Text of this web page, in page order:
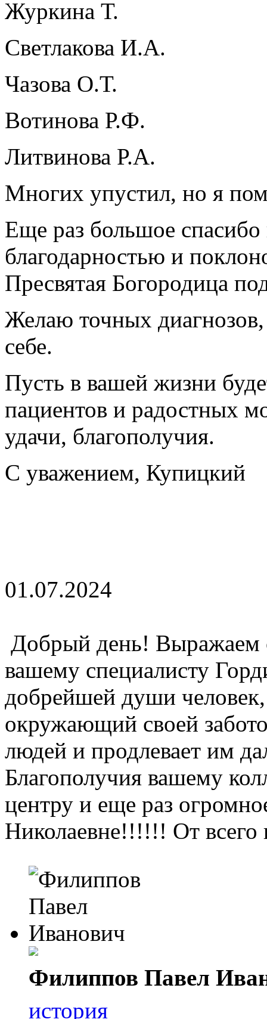
Журкина Т.
Светлакова И.А.
Чазова О.Т.
Вотинова Р.Ф.
Литвинова Р.А.
Многих упустил, но я
Еще раз большое спасибо
благодарностью и
Пресвятая Богородица
Желаю точных
себе.
Пусть в вашей жизни
пациентов и радостных
удачи, благополучия.
С уважением, Купицкий
01.07.2024
Добрый день! Выражаем
вашему специалисту
добрейшей души
окружающий своей
людей и продлевает им
Благополучия вашему
центру и еще раз
Николаевне!!!!!! От
Филиппов Павел
история